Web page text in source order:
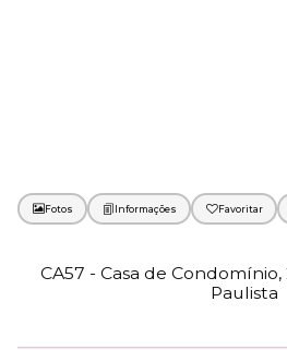
Fotos Favoritar
CA57 - Casa de
Paulista